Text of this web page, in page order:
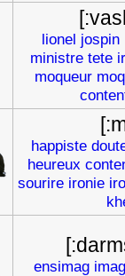
lionel jospin
ministre tete
moqueur
happiste
heureux
sourire ironie
ensimag imag